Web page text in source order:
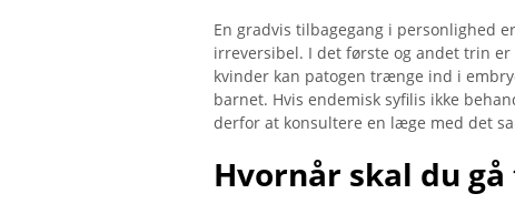
En gradvis tilbagegang i personlighed
irreversibel. I det første og andet trin er
kvinder kan patogen trænge ind i
barnet. Hvis endemisk syfilis ikke
derfor at konsultere en læge med det
Hvornår skal du